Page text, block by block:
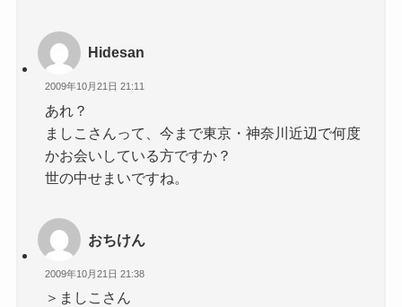
Hidesan
2009年10月21日 21:11
あれ？
ましこさんって、今まで東京・神奈川近辺で何度
かお会いしている方ですか？
世の中せまいですね。
おちけん
2009年10月21日 21:38
＞ましこさん